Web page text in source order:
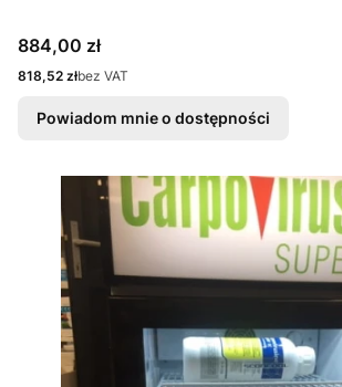
Cena
884,00 zł
Cena
818,52 złbez VAT
Powiadom mnie o dostępności